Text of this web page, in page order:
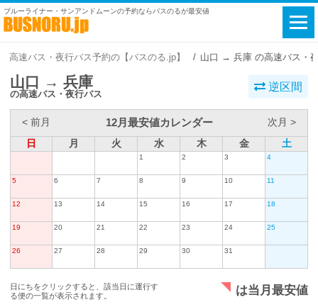
ブルーライナー・サンアンドムーンの予約ならバスのるが最安値
高速バス・夜行バス予約の【バスのる.jp】 山口 → 兵庫 の高速バス・
山口 → 兵庫
の高速バス・夜行バス
逆区間
< 前月 12月最安値カレンダー
次月 >
日
月 火 水 木 金 土
1 2 3 4
5 6 7 8 9 10 11
12 13 14 15 16 17 18
19 20 21 22 23 24 25
26 27 28 29 30 31
日にちをクリックすると、該当日に運行す
る便の一覧が表示されます。
は当月最安値